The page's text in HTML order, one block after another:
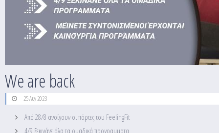
We are back
25 Αυγ 2023
Από 28/8 ανοίγουν οι πόρτες του FeelingFit
4/9 ξεκινάνε όλα τα ομαδικά προγραμματα